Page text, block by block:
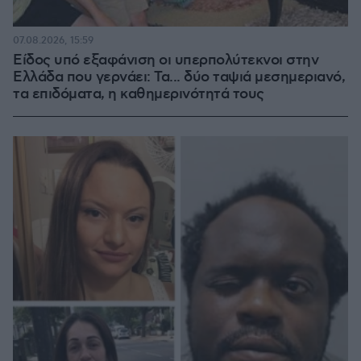
Είδος υπό εξαφάνιση οι υπερπολύτεκνοι στην
Ελλάδα που γερνάει: Τα... δύο ταψιά μεσημεριανό,
τα επιδόματα, η καθημερινότητά τους
07.08.2026, 15:59